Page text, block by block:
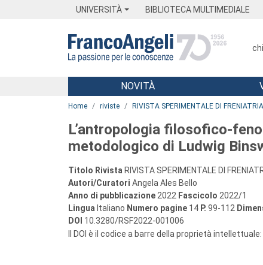
UNIVERSITÀ BIBLIOTECA MULTIMEDIALE
Menu
NOVITÀ
Home riviste RIVISTA SPERIMENTALE DI FRENIATRIA
L’antropologia filosofico-
metodologico di Ludwig
Titolo Rivista RIVISTA SPERIMENTALE DI
Autori/Curatori Angela Ales Bello
Anno di pubblicazione 2022 Fascicolo 2022/1
Lingua Italiano Numero pagine 14 P. 99-112
DOI 10.3280/RSF2022-001006
Il DOI è il codice a barre della proprietà